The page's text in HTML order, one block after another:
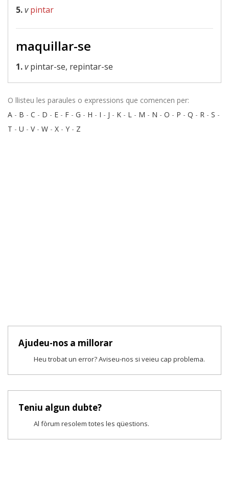
5.v pintar
maquillar-se
1.vpintar-se, repintar-se
O llisteu les paraules o expressions que comencen per:
A - B - C - D - E - F - G - H - I - J - K - L - M - N - O - P - Q - R - S -
T - U - V- W - X - Y - Z
Ajudeu-nos a millorar
Heu trobat un error? Aviseu-nos si veieu cap problema.
Teniu algun dubte?
Al fòrum resolem totes les qüestions.